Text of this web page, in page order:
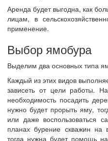
Аренда будет выгодна, как
лицам, в
применение.
Выбор ямобура
Выделим два основных типа
Каждый из этих видов
зависеть от цели работы.
необходимость посадить
нужно будет прорыть яму,
или даже воспользоваться
планах бурение скважин на
тогда нужна будет